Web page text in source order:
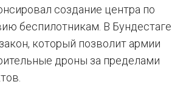
создание центра по
беспилотникам. В Бундестаге
который позволит армии
дроны за пределами